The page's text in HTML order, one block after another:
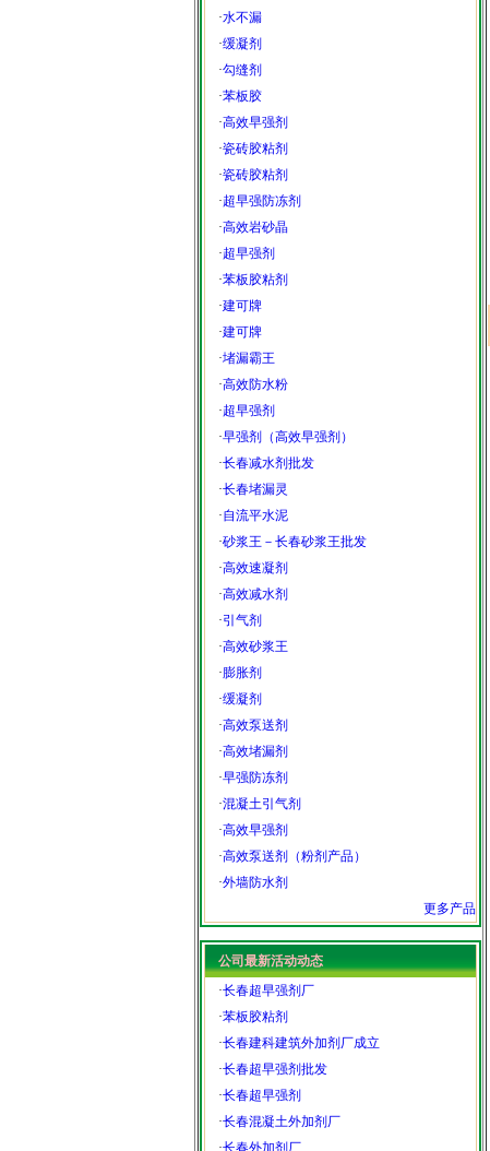
·水不漏
·缓凝剂
·勾缝剂
·苯板胶
·高效早强剂
·瓷砖胶粘剂
·瓷砖胶粘剂
·超早强防冻剂
·高效岩砂晶
·超早强剂
·苯板胶粘剂
·建可牌
·建可牌
·堵漏霸王
·高效防水粉
·超早强剂
·早强剂（高效早强剂）
·长春减水剂批发
·长春堵漏灵
·自流平水泥
·砂浆王－长春砂浆王批发
·高效速凝剂
·高效减水剂
·引气剂
·高效砂浆王
·膨胀剂
·缓凝剂
·高效泵送剂
·高效堵漏剂
·早强防冻剂
·混凝土引气剂
·高效早强剂
·高效泵送剂（粉剂产品）
·外墙防水剂
更多产品
公司最新活动动态
·长春超早强剂厂
·苯板胶粘剂
·长春建科建筑外加剂厂成立
·长春超早强剂批发
·长春超早强剂
·长春混凝土外加剂厂
·长春外加剂厂